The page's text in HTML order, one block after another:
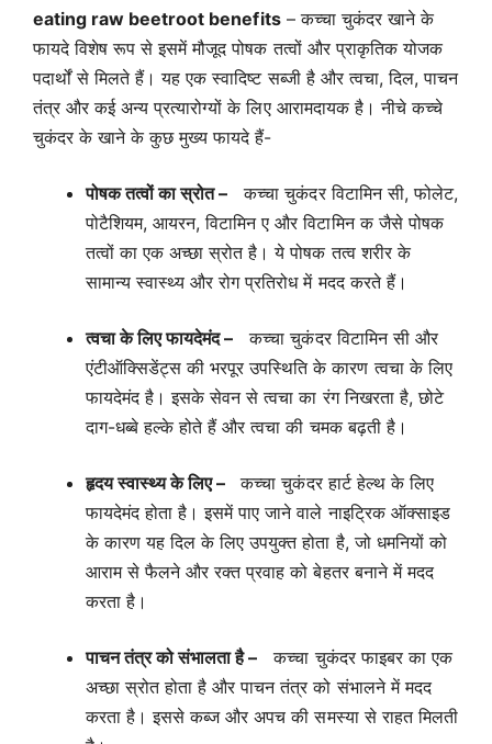
eating raw beetroot benefits– कच्चा चुकंदर खाने के
फायदे विशेष रूप से इसमें मौजूद पोषक तत्वों और प्राकृतिक योजक
पदार्थों से मिलते हैं। यह एक स्वादिष्ट सब्जी है और त्वचा, दिल, पाचन
तंत्र और कई अन्य प्रत्यारोग्यों के लिए आरामदायक है। नीचे कच्चे
चुकंदर के खाने के कुछ मुख्य फायदे हैं-
पोषक तत्वों का स्रोत – कच्चा चुकंदर विटामिन सी, फोलेट,
पोटैशियम, आयरन, विटामिन ए और विटामिन क जैसे पोषक
तत्वों का एक अच्छा स्रोत है। ये पोषक तत्व शरीर के
सामान्य स्वास्थ्य और रोग प्रतिरोध में मदद करते हैं।
त्वचा के लिए फायदेमंद – कच्चा चुकंदर विटामिन सी और
एंटीऑक्सिडेंट्स की भरपूर उपस्थिति के कारण त्वचा के लिए
फायदेमंद है। इसके सेवन से त्वचा का रंग निखरता है, छोटे
दाग-धब्बे हल्के होते हैं और त्वचा की चमक बढ़ती है।
हृदय स्वास्थ्य के लिए –
कच्चा चुकंदर हार्ट हेल्थ के लिए
फायदेमंद होता है। इसमें पाए जाने वाले नाइट्रिक ऑक्साइड
के कारण यह दिल के लिए उपयुक्त होता है, जो धमनियों को
आराम से फैलने और रक्त प्रवाह को बेहतर बनाने में मदद
करता है।
पाचन तंत्र को संभालता है – कच्चा चुकंदर फाइबर का एक
अच्छा स्रोत होता है और पाचन तंत्र को संभालने में मदद
करता है। इससे कब्ज और अपच की समस्या से राहत मिलती